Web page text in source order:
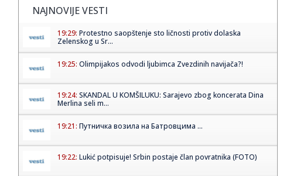
NAJNOVIJE VESTI
19:29: Protestno saopštenje sto ličnosti protiv dolaska
Zelenskog u Sr...
19:25: Olimpijakos odvodi ljubimca Zvezdinih navijača?!
19:24: SKANDAL U KOMŠILUKU: Sarajevo zbog koncerata Dina
Merlina seli m...
19:21: Путничка возила на Батровцима ...
19:22: Lukić potpisuje! Srbin postaje član povratnika (FOTO)